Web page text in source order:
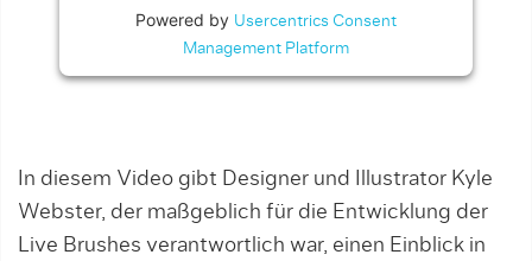
Powered by Usercentrics Consent
Management Platform
In diesem Video gibt Designer und Illustrator Kyle
Webster, der maßgeblich für die Entwicklung der
Live Brushes verantwortlich war, einen Einblick in